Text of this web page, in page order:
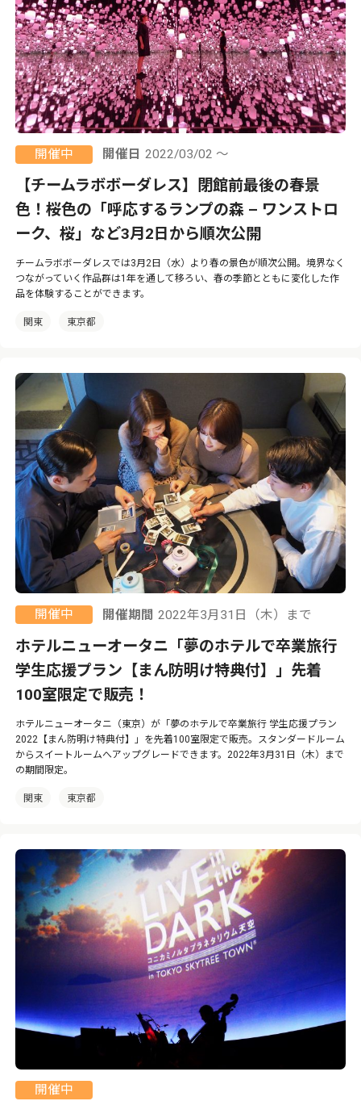
開催中 開催日 2022/03/02 ～
【チームラボボーダレス】閉館前最後の春景
色！桜色の「呼応するランプの森 – ワンストロ
ーク、桜」など3月2日から順次公開
チームラボボーダレスでは3月2日（水）より春の景色が順次公開。境界なく
つながっていく作品群は1年を通して移ろい、春の季節とともに変化した作
品を体験することができます。
関東 東京都
開催中 開催期間 2022年3月31日（木）まで
ホテルニューオータニ「夢のホテルで卒業旅行
学生応援プラン【まん防明け特典付】」先着
100室限定で販売！
ホテルニューオータニ（東京）が「夢のホテルで卒業旅行 学生応援プラン
2022【まん防明け特典付】」を先着100室限定で販売。スタンダードルーム
からスイートルームへアップグレードできます。2022年3月31日（木）まで
の期間限定。
関東 東京都
開催中